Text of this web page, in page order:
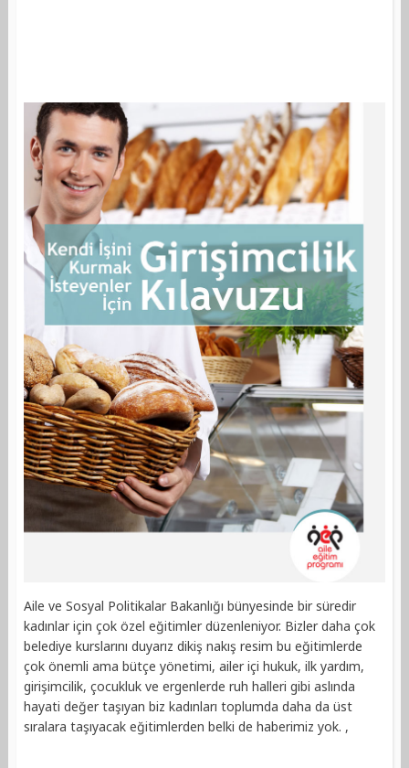
Aile ve Sosyal Politikalar Bakanlığı bünyesinde bir süredir
kadınlar için çok özel eğitimler düzenleniyor. Bizler daha çok
belediye kurslarını duyarız dikiş nakış resim bu eğitimlerde
çok önemli ama bütçe yönetimi, ailer içi hukuk, ilk yardım,
girişimcilik, çocukluk ve ergenlerde ruh halleri gibi aslında
hayati değer taşıyan biz kadınları toplumda daha da üst
sıralara taşıyacak eğitimlerden belki de haberimiz yok. ,